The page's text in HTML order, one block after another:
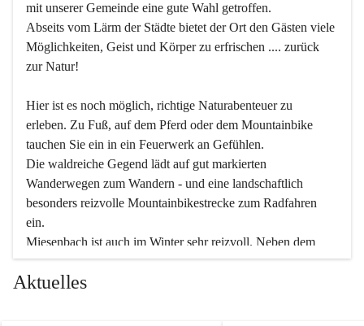
mit unserer Gemeinde eine gute Wahl getroffen.
Abseits vom Lärm der Städte bietet der Ort den Gästen viele
Möglichkeiten, Geist und Körper zu erfrischen .... zurück
zur Natur!
Hier ist es noch möglich, richtige Naturabenteuer zu
erleben. Zu Fuß, auf dem Pferd oder dem Mountainbike
tauchen Sie ein in ein Feuerwerk an Gefühlen.
Die waldreiche Gegend lädt auf gut markierten
Wanderwegen zum Wandern - und eine landschaftlich
besonders reizvolle Mountainbikestrecke zum Radfahren
ein.
Miesenbach ist auch im Winter sehr reizvoll. Neben dem
Eisstockschießen gibt es auf dem nahe gelegenen Unterberg
wunderschöne Naturschneepisten, die zum Schifahren oder
Aktuelles